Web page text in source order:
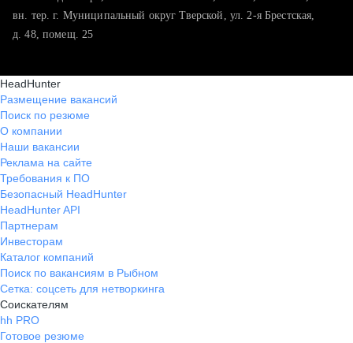
вн. тер. г. Муниципальный округ Тверской, ул. 2-я Брестская,
д. 48, помещ. 25
HeadHunter
Размещение вакансий
Поиск по резюме
О компании
Наши вакансии
Реклама на сайте
Требования к ПО
Безопасный HeadHunter
HeadHunter API
Партнерам
Инвесторам
Каталог компаний
Поиск по вакансиям в Рыбном
Сетка: соцсеть для нетворкинга
Соискателям
hh PRO
Готовое резюме